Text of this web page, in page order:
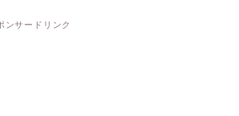
ンサードリンク